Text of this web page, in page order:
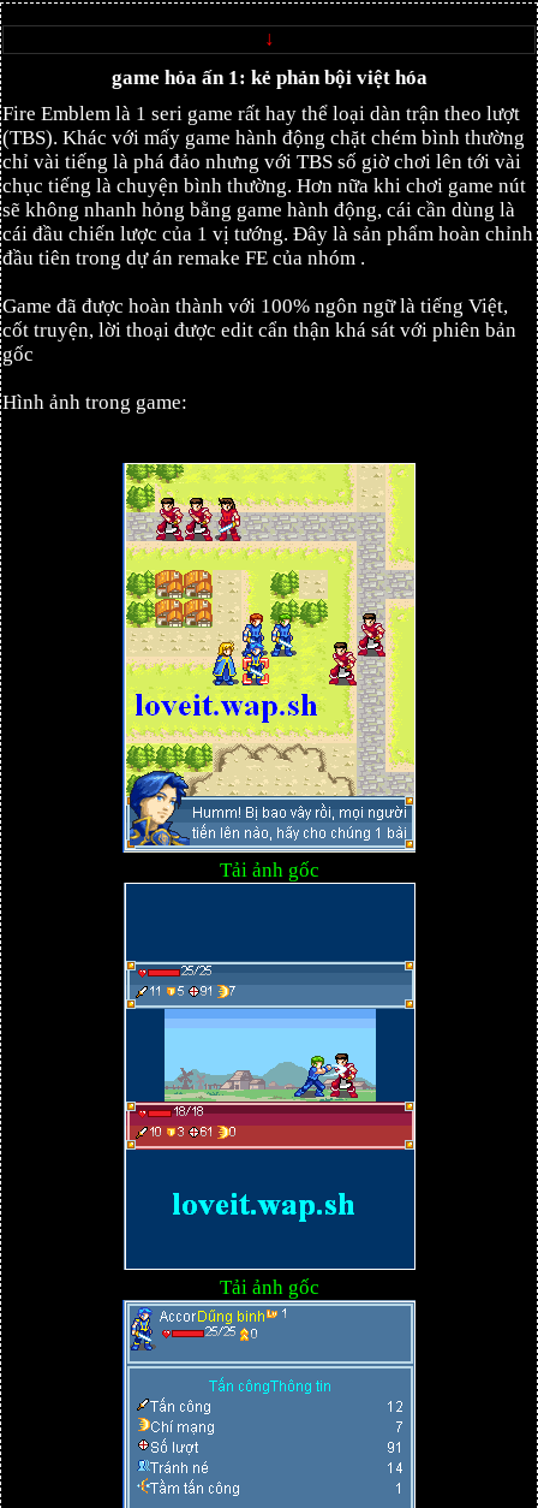
↓
game hỏa ấn 1: kẻ phản bội việt hóa
Fire Emblem là 1 seri game rất hay thể loại dàn trận theo lượt
(TBS). Khác với mấy game hành động chặt chém bình thường
chỉ vài tiếng là phá đảo nhưng với TBS số giờ chơi lên tới vài
chục tiếng là chuyện bình thường. Hơn nữa khi chơi game nút
sẽ không nhanh hỏng bằng game hành động, cái cần dùng là
cái đầu chiến lược của 1 vị tướng. Đây là sản phẩm hoàn chỉnh
đầu tiên trong dự án remake FE của nhóm .
Game đã được hoàn thành với 100% ngôn ngữ là tiếng Việt,
cốt truyện, lời thoại được edit cẩn thận khá sát với phiên bản
gốc
Hình ảnh trong game:
Tải ảnh gốc
Tải ảnh gốc